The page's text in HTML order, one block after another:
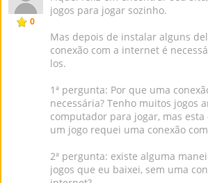
0
jogos para jogar sozinho.
Mas depois de instalar alguns
conexão com a internet é
los.
1ª pergunta: Por que uma
necessária? Tenho muitos jogos
computador para jogar, mas
um jogo requei uma conexão
2ª pergunta: existe alguma
jogos que eu baixei, sem uma